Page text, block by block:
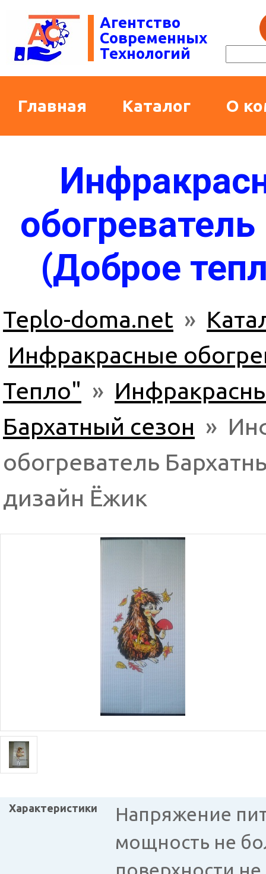
Агентство
Современных
Технологий
Главная Каталог О
(Доброе
Teplo-doma.net »
Инфракрасные
Тепло" »
Бархатный сезон »
обогреватель
дизайн Ёжик
Характеристики
Напряжение
мощность не